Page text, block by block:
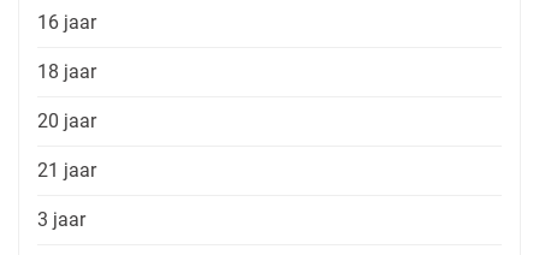
16 jaar
18 jaar
20 jaar
21 jaar
3 jaar